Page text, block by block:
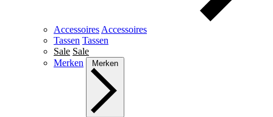
Accessoires Accessoires
Tassen Tassen
Sale Sale
Merken
Merken